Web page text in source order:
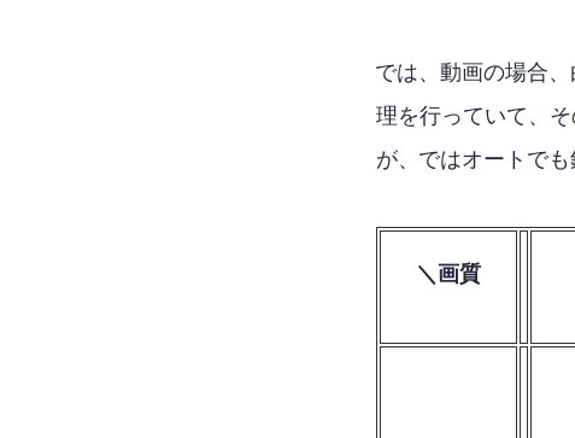
HEVCでは、HDR動画の
理を行っていて、そ
が、AV1ではオート
codec＼画質